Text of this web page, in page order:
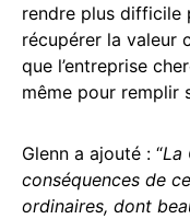
rendre plus difficile
récupérer la valeur
que l’entreprise
même pour remplir
Glenn a ajouté : “La
conséquences de
ordinaires, dont